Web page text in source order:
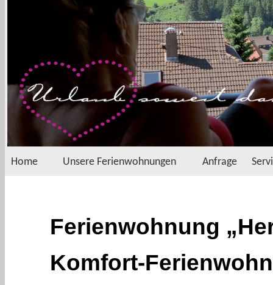
Home Unsere Ferienwohnungen Anfrage
Ferienwohnung
Komfort-